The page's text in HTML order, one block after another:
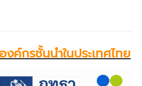
ค์กรชั้นนำในประเทศไทย